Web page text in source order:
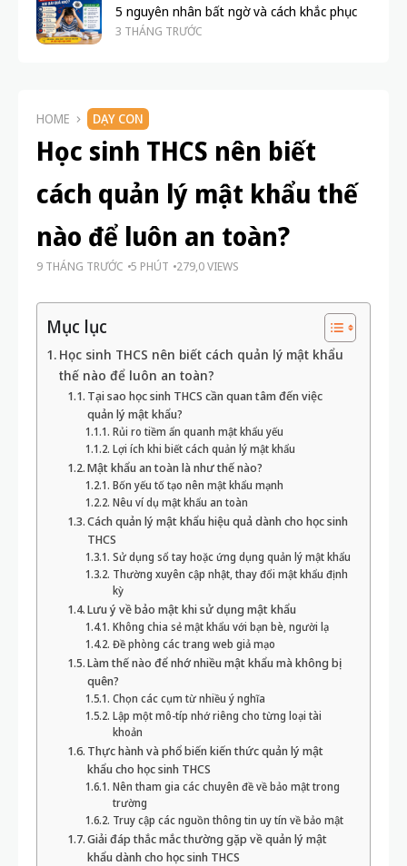
5 nguyên nhân bất ngờ và cách khắc phục
3 THÁNG TRƯỚC
HOME DẠY CON
Học sinh THCS nên biết
cách quản lý mật khẩu thế
nào để luôn an toàn?
9 THÁNG TRƯỚC 5 PHÚT 279,0 VIEWS
Mục lục
Học sinh THCS nên biết cách quản lý mật khẩu
thế nào để luôn an toàn?
Tại sao học sinh THCS cần quan tâm đến việc
quản lý mật khẩu?
Rủi ro tiềm ẩn quanh mật khẩu yếu
Lợi ích khi biết cách quản lý mật khẩu
Mật khẩu an toàn là như thế nào?
Bốn yếu tố tạo nên mật khẩu mạnh
Nêu ví dụ mật khẩu an toàn
Cách quản lý mật khẩu hiệu quả dành cho học sinh
THCS
Sử dụng sổ tay hoặc ứng dụng quản lý mật khẩu
Thường xuyên cập nhật, thay đổi mật khẩu định
kỳ
Lưu ý về bảo mật khi sử dụng mật khẩu
Không chia sẻ mật khẩu với bạn bè, người lạ
Đề phòng các trang web giả mạo
Làm thế nào để nhớ nhiều mật khẩu mà không bị
quên?
Chọn các cụm từ nhiều ý nghĩa
Lập một mô-típ nhớ riêng cho từng loại tài
khoản
Thực hành và phổ biến kiến thức quản lý mật
khẩu cho học sinh THCS
Nên tham gia các chuyên đề về bảo mật trong
trường
Truy cập các nguồn thông tin uy tín về bảo mật
Giải đáp thắc mắc thường gặp về quản lý mật
khẩu dành cho học sinh THCS